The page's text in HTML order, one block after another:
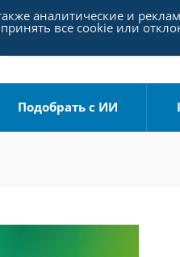
Подобрать с ИИ
аналитические и
все cookie или